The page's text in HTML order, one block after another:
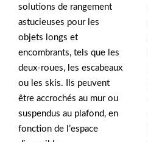
solutions de rangement
astucieuses pour les
objets longs et
encombrants, tels que les
deux-roues, les escabeaux
ou les skis. Ils peuvent
être accrochés au mur ou
suspendus au plafond, en
fonction de l’espace